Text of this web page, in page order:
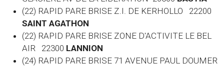
(22) RAPID PARE BRISE Z.I. DE KERHOLLO 22200
SAINT AGATHON
(22) RAPID PARE BRISE ZONE D'ACTIVITE LE BEL
AIR 22300 LANNION
(24) RAPID PARE BRISE 71 AVENUE PAUL DOUMER